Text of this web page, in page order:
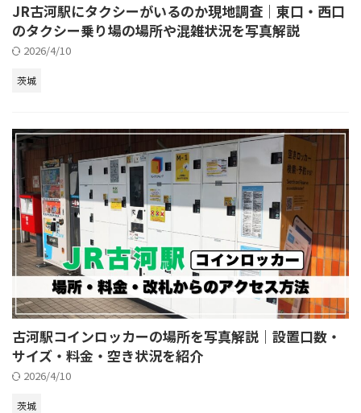
JR古河駅にタクシーがいるのか現地調査｜東口・西口
のタクシー乗り場の場所や混雑状況を写真解説
2026/4/10
茨城
古河駅コインロッカーの場所を写真解説｜設置口数・
サイズ・料金・空き状況を紹介
2026/4/10
茨城